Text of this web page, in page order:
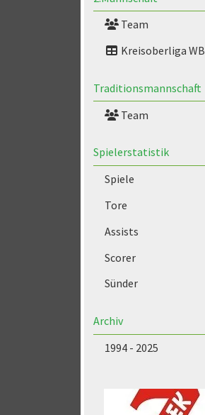
Team
Kreisoberliga WB
Traditionsmannschaft
Team
Spielerstatistik
Spiele
Tore
Assists
Scorer
Sünder
Archiv
1994 - 2025